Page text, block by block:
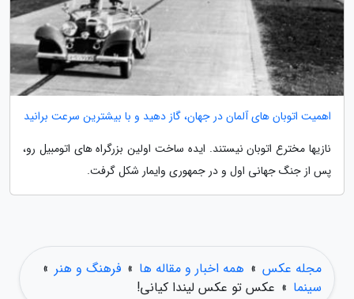
اهمیت اتوبان های آلمان در جهان، گاز دهید و با بیشترین سرعت برانید
نازیها مخترع اتوبان نیستند. ایده ساخت اولین بزرگراه های اتومبیل رو،
پس از جنگ جهانی اول و در جمهوری وایمار شکل گرفت.
مجله عکس » همه اخبار و مقاله ها » فرهنگ و هنر »
سینما » عکس تو عکس لیندا کیانی!